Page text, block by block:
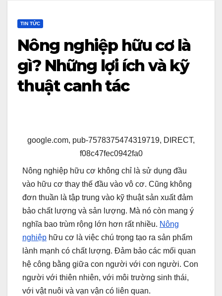
TIN TỨC
Nông nghiệp hữu cơ là
gì? Những lợi ích và kỹ
thuật canh tác
google.com, pub-7578375474319719, DIRECT,
f08c47fec0942fa0
Nông nghiệp hữu cơ không chỉ là sử dụng đầu
vào hữu cơ thay thế đầu vào vô cơ. Cũng không
đơn thuần là tập trung vào kỹ thuật sản xuất đảm
bảo chất lượng và sản lượng. Mà nó còn mang ý
nghĩa bao trùm rộng lớn hơn rất nhiều. Nông
nghiệp hữu cơ là việc chú trọng tạo ra sản phẩm
lành mạnh có chất lượng. Đảm bảo các mối quan
hệ công bằng giữa con người với con người. Con
người với thiên nhiên, với môi trường sinh thái,
với vật nuôi và vạn vận có liên quan.